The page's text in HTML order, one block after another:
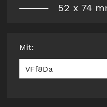
52 x 74
Mit:
VFf8Da